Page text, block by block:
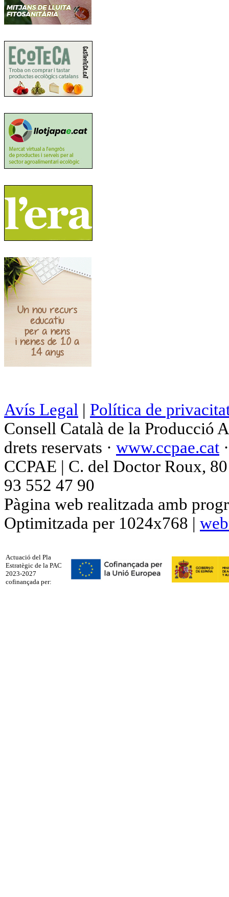
Avís Legal | Política de
Consell Català de la Producció
drets reservats · www.ccpae.cat
CCPAE | C. del Doctor Roux,
93 552 47 90
Pàgina web realitzada amb
Optimitzada per 1024x768 |
Actuació del Pla
Estratègic de la PAC
2023-2027
cofinançada per: